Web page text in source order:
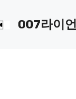
007라이언